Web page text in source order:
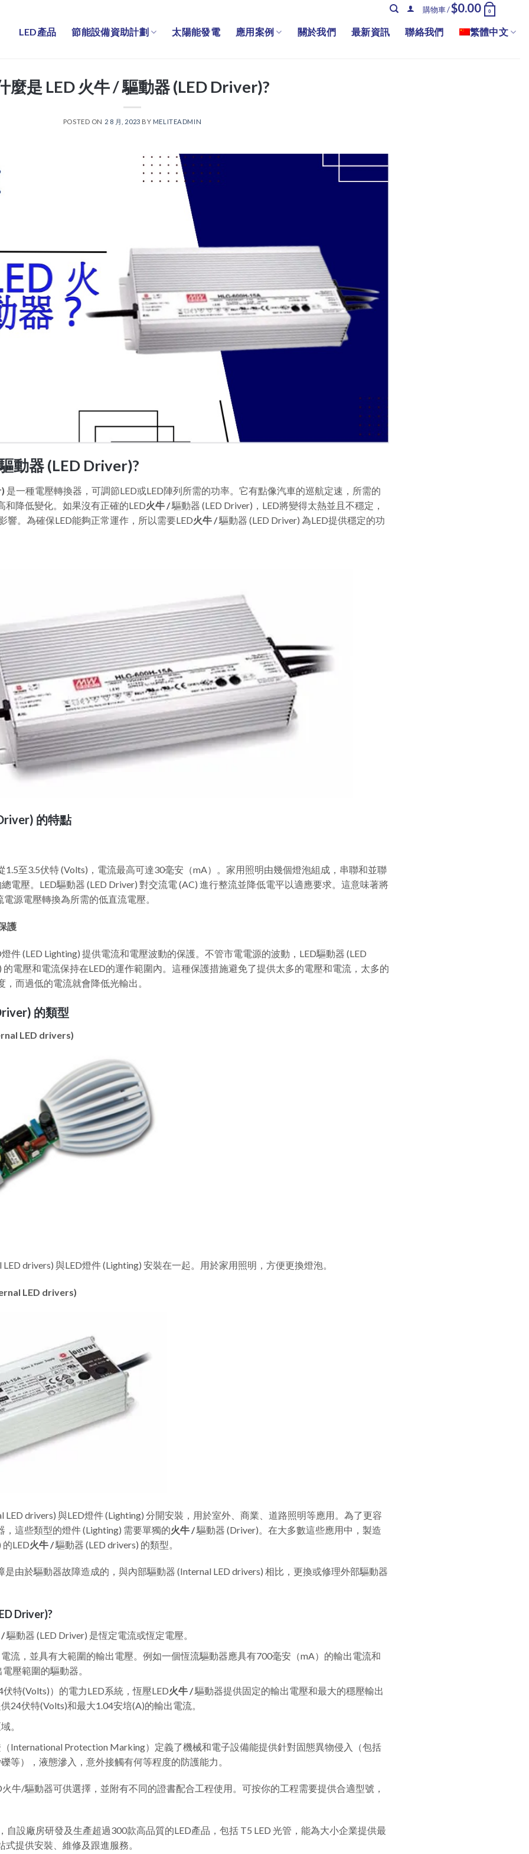
購物車 /$0.00 0
LED產品 節能設備資助計劃 太陽能發電 應用案例 關於我們 最新資訊 聯絡我們 繁體中文
麼是 LED 火牛 / 驅動器 (LED Driver)?
POSTED ON 2 8 月, 2023 BY MELITEADMIN
動器 (LED Driver)?
是一種電壓轉換器，可調節LED或LED陣列所需的功率。它有點像汽車的巡航定速，所需的
和降低變化。如果沒有正確的LED火牛 /驅動器 (LED Driver)，LED將變得太熱並且不穩定，
響。為確保LED能夠正常運作，所以需要LED火牛 /驅動器 (LED Driver) 為LED提供穩定的功
的特點
1.5至3.5伏特 (Volts)，電流最高可達30毫安（mA）。家用照明由幾個燈泡組成，串聯和並聯
電壓。LED驅動器 (LED Driver) 對交流電 (AC) 進行整流並降低電平以適應要求。這意味著將
源電壓轉換為所需的低直流電壓。
護
件 (LED Lighting) 提供電流和電壓波動的保護。不管市電電源的波動，LED驅動器 (LED
的電壓和電流保持在LED的運作範圍內。這種保護措施避免了提供太多的電壓和電流，太多的
而過低的電流就會降低光輸出。
的類型
LED drivers)
drivers) 與LED燈件 (Lighting) 安裝在一起。用於家用照明，方便更換燈泡。
LED drivers)
LED drivers) 與LED燈件 (Lighting) 分開安裝，用於室外、商業、道路照明等應用。為了更容
，這些類型的燈件 (Lighting) 需要單獨的火牛 /驅動器 (Driver)。在大多數這些應用中，製造
LED火牛 /驅動器 (LED drivers) 的類型。
是由於驅動器故障造成的，與內部驅動器 (Internal LED drivers) 相比，更換或修理外部驅動器
Driver)?
/驅動器 (LED Driver) 是恆定電流或恆定電壓。
流，並具有大範圍的輸出電壓。例如一個恆流驅動器應具有700毫安（mA）的輸出電流和
壓範圍的驅動器。
特(Volts)）的電力LED系統，恆壓LED火牛 /驅動器提供固定的輸出電壓和最大的穩壓輸出
24伏特(Volts)和最大1.04安培(A)的輸出電流。
。
International Protection Marking）定義了機械和電子設備能提供針對固態異物侵入（包括
等），液態滲入，意外接觸有何等程度的防護能力。
牛/驅動器可供選擇，並附有不同的證書配合工程使用。可按你的工程需要提供合適型號，
自設廠房研發及生產超過300款高品質的LED產品，包括 T5 LED 光管，能為大小企業提供最
提供安裝、維修及跟進服務。